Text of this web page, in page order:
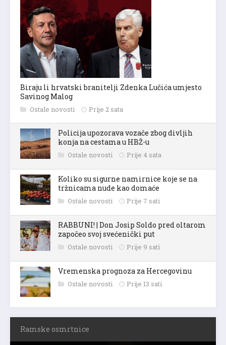
Biraju li hrvatski branitelji Zdenka Lučića umjesto
Savinog Malog
Ostale novosti Prije 2 sata
Policija upozorava vozače zbog divljih
konja na cestama u HBŽ-u
Ostale novosti Prije 4 sata
Koliko su sigurne namirnice koje se na
tržnicama nude kao domaće
Ostale novosti Prije 7 sati
RABBUNI! | Don Josip Soldo pred oltarom
započeo svoj svećenički put
Ostale novosti Prije 9 sati
Vremenska prognoza za Hercegovinu
Ostale novosti Prije 13 sati
Ramske osmrtnice